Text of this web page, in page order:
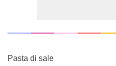
Pasta di sale